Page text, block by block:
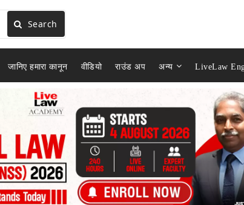
Search
जानिए हमारा कानून वीडियो राउंड अप अन्य LiveLaw